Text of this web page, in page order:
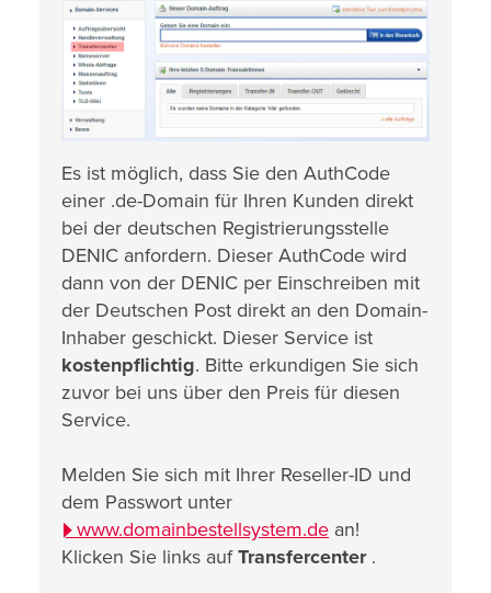
Es ist möglich, dass Sie den AuthCode
einer .de-Domain für Ihren Kunden direkt
bei der deutschen Registrierungsstelle
DENIC anfordern. Dieser AuthCode wird
dann von der DENIC per Einschreiben mit
der Deutschen Post direkt an den Domain-
Inhaber geschickt. Dieser Service ist
kostenpflichtig. Bitte erkundigen Sie sich
zuvor bei uns über den Preis für diesen
Service.
Melden Sie sich mit Ihrer Reseller-ID und
dem Passwort unter
www.domainbestellsystem.de an!
Klicken Sie links aufTransfercenter .